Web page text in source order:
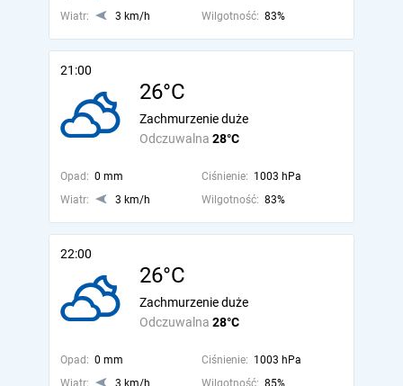
Wiatr:
3 km/h Wilgotność: 83%
21:00
26°C
Odczuwalna 28°C
Zachmurzenie duże
Opad: 0 mm Ciśnienie: 1003 hPa
Wiatr:
3 km/h Wilgotność: 83%
22:00
26°C
Odczuwalna 28°C
Zachmurzenie duże
Opad: 0 mm Ciśnienie: 1003 hPa
Wiatr:
3 km/h Wilgotność: 85%